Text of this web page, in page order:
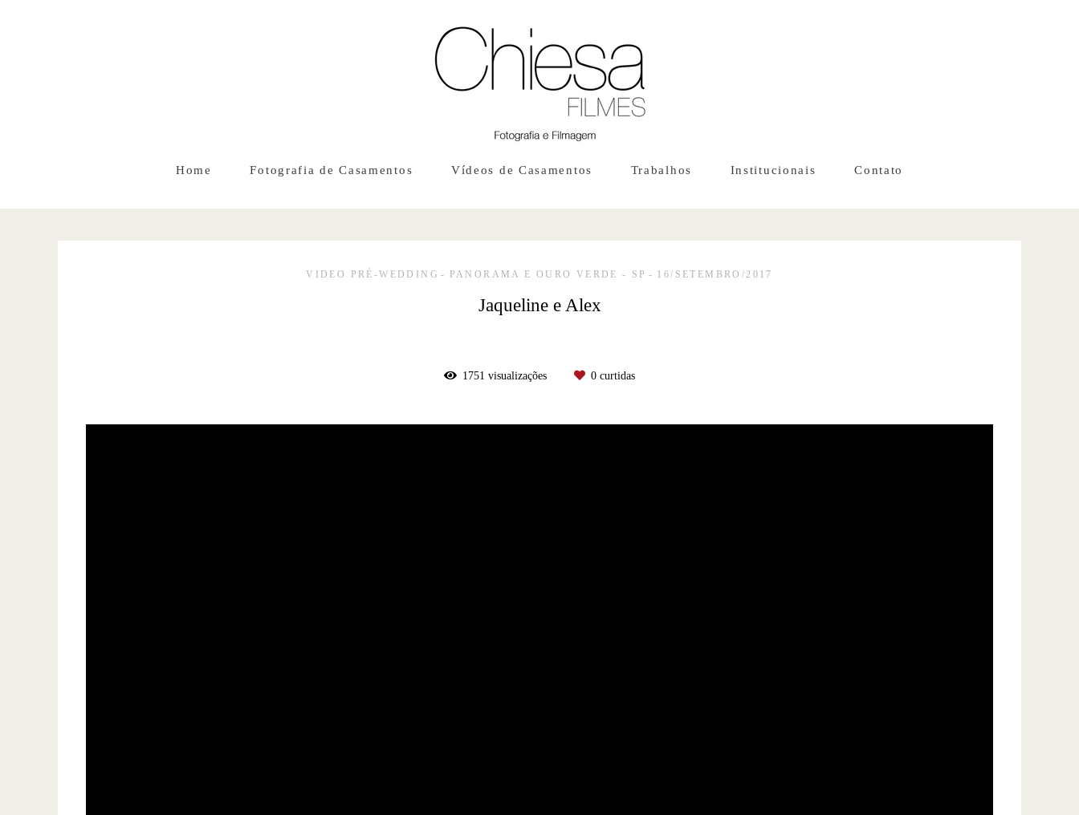
Home Fotografia de Casamentos Vídeos de Casamentos Trabalhos Institucionais Contato
VIDEO PRÉ-WEDDING PANORAMA E OURO VERDE - SP 16/SETEMBRO/2017
Jaqueline e Alex
1751 visualizações 0 curtidas